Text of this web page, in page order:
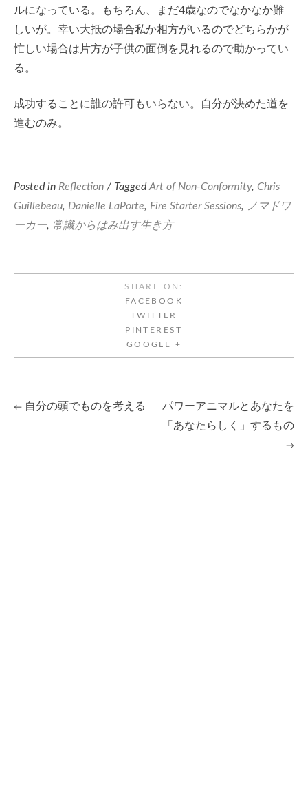
ルになっている。もちろん、まだ4歳なのでなかなか難
しいが。幸い大抵の場合私か相方がいるのでどちらかが
忙しい場合は片方が子供の面倒を見れるので助かってい
る。
成功することに誰の許可もいらない。自分が決めた道を
進むのみ。
Posted in Reflection / TaggedArt of Non-Conformity, Chris
Guillebeau, Danielle LaPorte, Fire Starter Sessions,
ノマドワ
ーカー, 常識からはみ出す生き方
SHARE ON:
FACEBOOK
TWITTER
PINTEREST
GOOGLE +
Post
← 自分の頭でものを考える
パワーアニマルとあなたを
「あなたらしく」するもの
→